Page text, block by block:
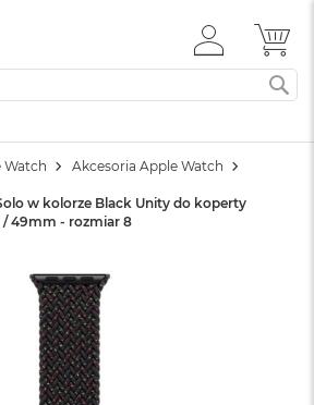
ZALOGUJ
SIĘ
Watch
Akcesoria Apple Watch
w kolorze Black Unity do koperty
49mm - rozmiar 8